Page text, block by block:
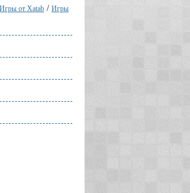
Игры от Xatab / Игры